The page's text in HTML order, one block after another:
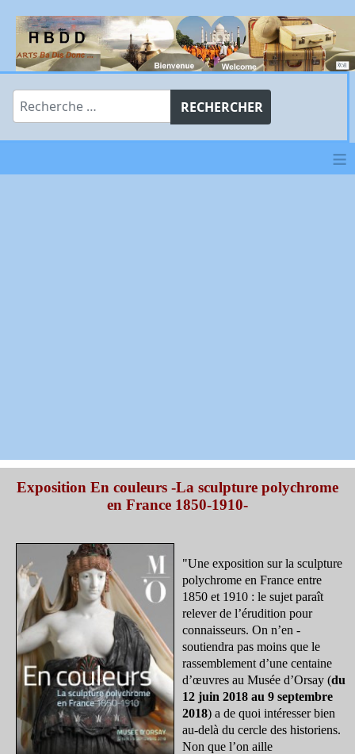
Rechercher
RECHERCHER
≡
Exposition En couleurs -La sculpture polychrome
en France 1850-1910-
"Une exposition sur la sculpture
polychrome en France ­entre
1850 et 1910 : le sujet paraît
relever de l’érudition pour
connaisseurs. On n’en ­
soutiendra pas moins que le
rassemblement d’une centaine
d’œuvres au Musée d’Orsay (du
12 juin 2018 au 9 septembre
2018) a de quoi intéresser bien
au-delà du cercle des historiens.
Non que l’on aille